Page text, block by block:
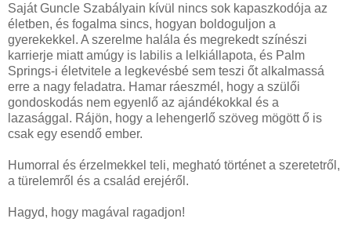
Saját Guncle Szabályain kívül nincs sok kapaszkodója az
életben, és fogalma sincs, hogyan boldoguljon a
gyerekekkel. A szerelme halála és megrekedt színészi
karrierje miatt amúgy is labilis a lelkiállapota, és Palm
Springs-i életvitele a legkevésbé sem teszi őt alkalmassá
erre a nagy feladatra. Hamar ráeszmél, hogy a szülői
gondoskodás nem egyenlő az ajándékokkal és a
lazasággal. Rájön, hogy a lehengerlő szöveg mögött ő is
csak egy esendő ember.
Humorral és érzelmekkel teli, megható történet a szeretetről,
a türelemről és a család erejéről.
Hagyd, hogy magával ragadjon!